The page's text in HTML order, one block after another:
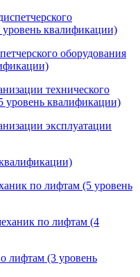
уровень квалификации)
оборудования
технического
уровень квалификации)
эксплуатации
по лифтам (5 уровень
по лифтам (4
лифтам (3 уровень